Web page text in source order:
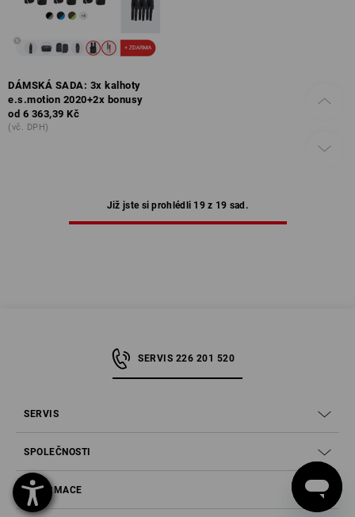
DÁMSKÁ SADA: 3x kalhoty
e.s.motion 2020+2x bonusy
od 6 363,39 Kč
(vč. DPH)
Již jste si prohlédli 19 z 19 sad.
SERVIS 226 201 520
SERVIS
SPOLEČNOSTI
INFORMACE